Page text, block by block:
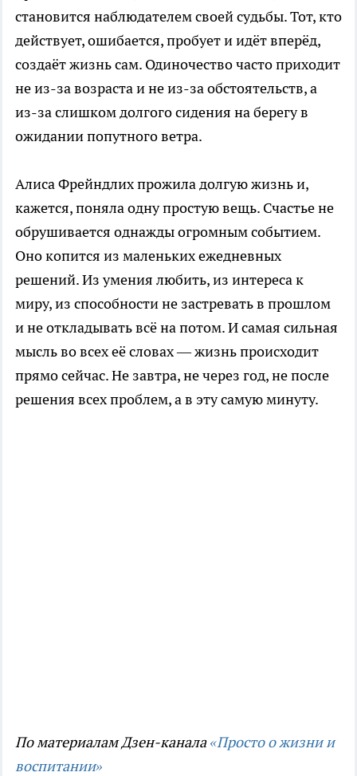
становится наблюдателем своей судьбы. Тот, кто
действует, ошибается, пробует и идёт вперёд,
создаёт жизнь сам. Одиночество часто приходит
не из-за возраста и не из-за обстоятельств, а
из-за слишком долгого сидения на берегу в
ожидании попутного ветра.
Алиса Фрейндлих прожила долгую жизнь и,
кажется, поняла одну простую вещь. Счастье не
обрушивается однажды огромным событием.
Оно копится из маленьких ежедневных
решений. Из умения любить, из интереса к
миру, из способности не застревать в прошлом
и не откладывать всё на потом. И самая сильная
мысль во всех её словах — жизнь происходит
прямо сейчас. Не завтра, не через год, не после
решения всех проблем, а в эту самую минуту.
По материалам Дзен-канала«Просто о жизни и
воспитании»